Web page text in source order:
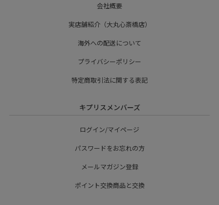
会社概要
実店舗紹介（大丸心斎橋店）
海外への配送について
プライバシーポリシー
特定商取引法に関する表記
キプリスメンバーズ
ログイン/マイページ
パスワードをお忘れの方
メールマガジン登録
ポイント交換商品と交換